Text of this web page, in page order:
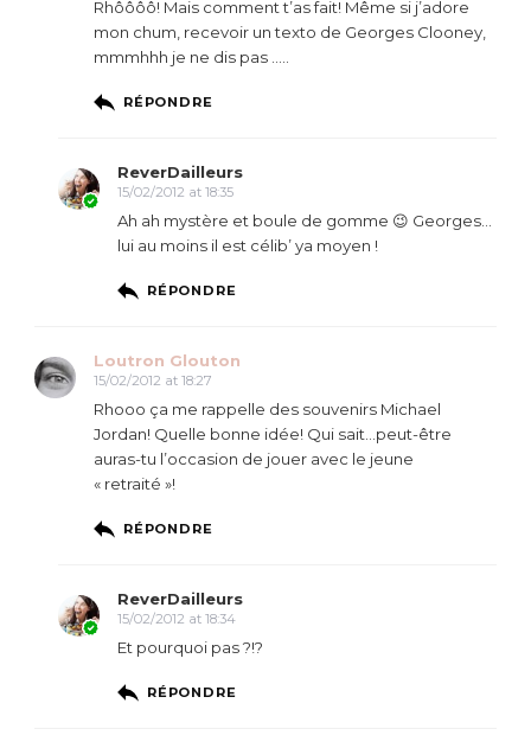
Rhôôôô! Mais comment t’as fait! Même si j’adore
mon chum, recevoir un texto de Georges Clooney,
mmmhhh je ne dis pas …..
RÉPONDRE
ReverDailleurs
15/02/2012 at 18:35
Ah ah mystère et boule de gomme 😉 Georges…
lui au moins il est célib’ ya moyen !
RÉPONDRE
Loutron Glouton
15/02/2012 at 18:27
Rhooo ça me rappelle des souvenirs Michael
Jordan! Quelle bonne idée! Qui sait…peut-être
auras-tu l’occasion de jouer avec le jeune
« retraité »!
RÉPONDRE
ReverDailleurs
15/02/2012 at 18:34
Et pourquoi pas ?!?
RÉPONDRE